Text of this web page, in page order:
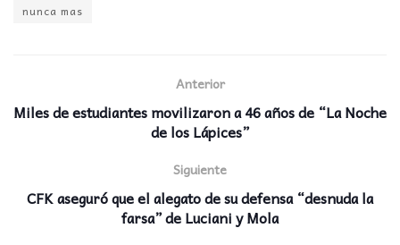
nunca mas
Anterior
Miles de estudiantes movilizaron a 46 años de “La Noche
de los Lápices”
Siguiente
CFK aseguró que el alegato de su defensa “desnuda la
farsa” de Luciani y Mola